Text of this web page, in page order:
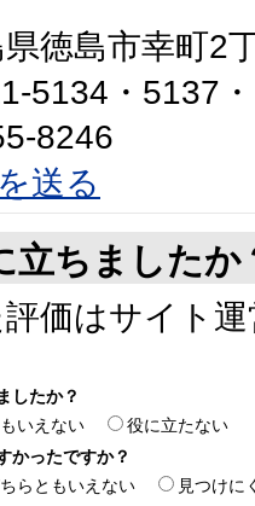
徳島市幸町2
5134・5137
8246
送る
立ちましたか
価はサイト
したか？
いえない
役に立たない
かったですか？
らともいえない 見つけに